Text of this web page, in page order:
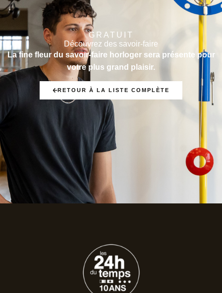
GRATUIT
Découvrez des savoir-faire
La fine fleur du savoir-faire horloger sera présente pour
votre plus grand plaisir.
RETOUR À LA LISTE COMPLÈTE